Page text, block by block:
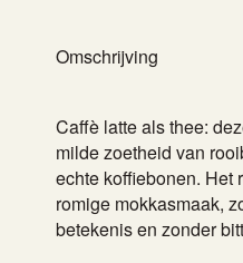
Omschrijving
Caffè latte als thee:
milde zoetheid van
echte koffiebonen. Het
romige mokkasmaak,
betekenis en zonder